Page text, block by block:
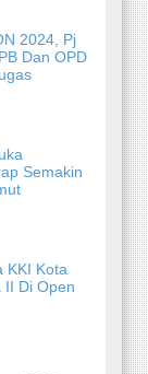
2024, Pj
Dan OPD
Semakin
KKI Kota
II Di Open